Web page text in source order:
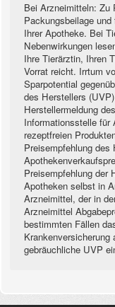
Bei Arzneimitteln: Zu
Packungsbeilage
Ihrer Apotheke. Bei
Nebenwirkungen
Ihre Tierärztin, Ihren
Vorrat reicht. Irrtum
Sparpotential
des Herstellers
Herstellermeldung
Informationsstelle für
rezeptfreien
Preisempfehlung
Preisempfehlung der
Apotheken selbst in
Arzneimittel, der in
Arzneimittel
bestimmten Fällen
gebräuchliche UVP